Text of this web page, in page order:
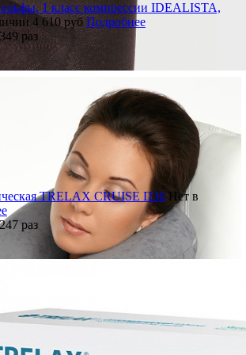
1 класс компрессии IDEALISTA,
4 610руб Подробнее
раз
TRELAX CRUISE П36 Нет в
раз